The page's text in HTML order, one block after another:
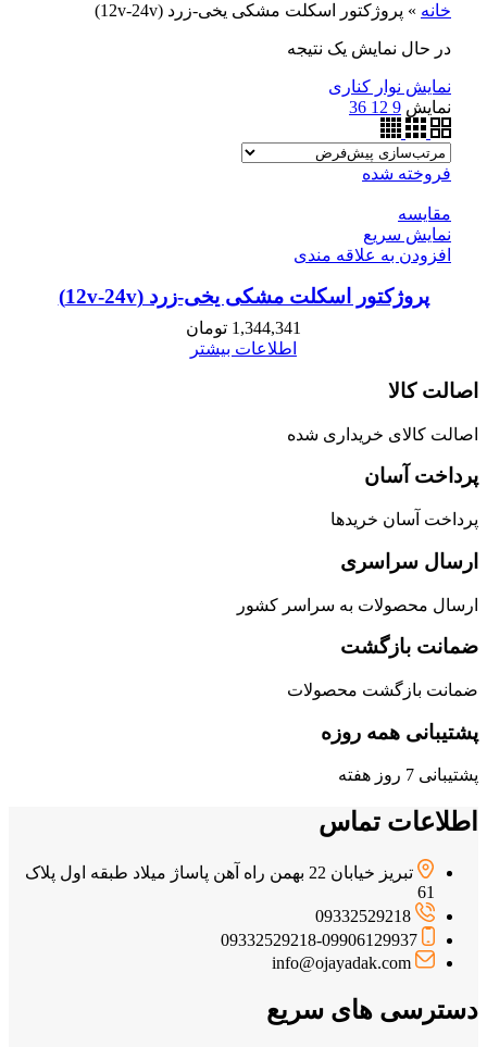
خانه » پروژکتور اسکلت مشکی یخی-زرد (12v-24v)
در حال نمایش یک نتیجه
نمایش نوار کناری
نمایش 9
12
36
فروخته شده
مقايسه
نمایش سریع
افزودن به علاقه مندی
پروژکتور اسکلت مشکی یخی-زرد (12v-24v)
1,344,341 تومان
اطلاعات بیشتر
اصالت کالا
اصالت کالای خریداری شده
پرداخت آسان
پرداخت آسان خریدها
ارسال سراسری
ارسال محصولات به سراسر کشور
ضمانت بازگشت
ضمانت بازگشت محصولات
پشتیبانی همه روزه
پشتیبانی 7 روز هفته
اطلاعات تماس
تبریز خیابان 22 بهمن راه آهن پاساژ میلاد طبقه اول پلاک
61
09332529218
09332529218-09906129937
info@ojayadak.com
دسترسی های سریع